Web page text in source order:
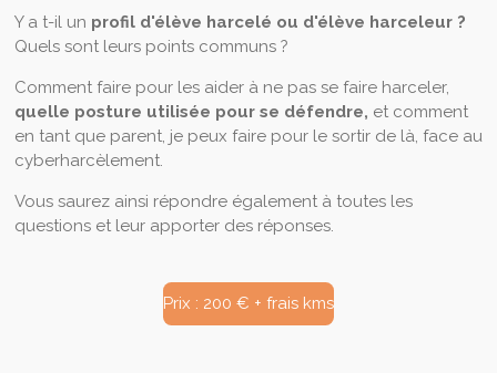
Y a t-il un profil d'élève harcelé ou d'élève harceleur ?
Quels sont leurs points communs ?
Comment faire pour les aider à ne pas se faire harceler,
quelle posture utilisée pour se défendre, et comment
en tant que parent, je peux faire pour le sortir de là, face au
cyberharcèlement.
Vous saurez ainsi répondre également à toutes les
questions et leur apporter des réponses.
Prix : 200 € + frais kms